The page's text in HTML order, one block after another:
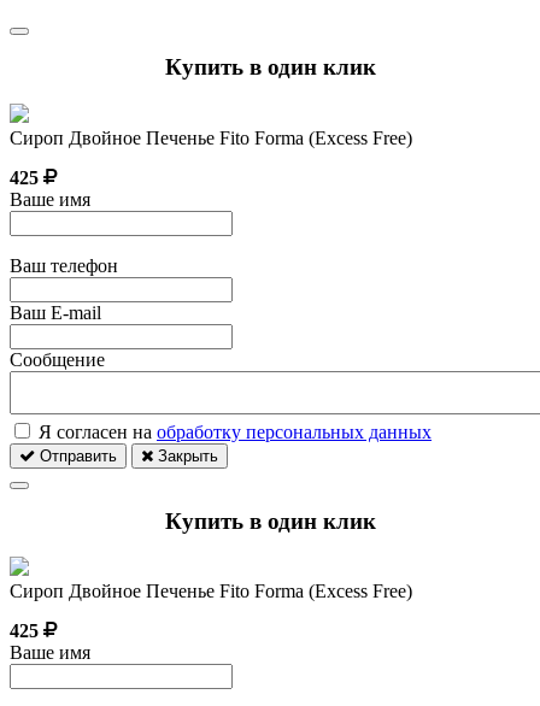
Купить в один клик
Сироп Двойное Печенье Fito Forma (Excess Free)
425
Ваше имя
Ваш телефон
Ваш E-mail
Сообщение
Я согласен на обработку персональных данных
Отправить Закрыть
Купить в один клик
Сироп Двойное Печенье Fito Forma (Excess Free)
425
Ваше имя